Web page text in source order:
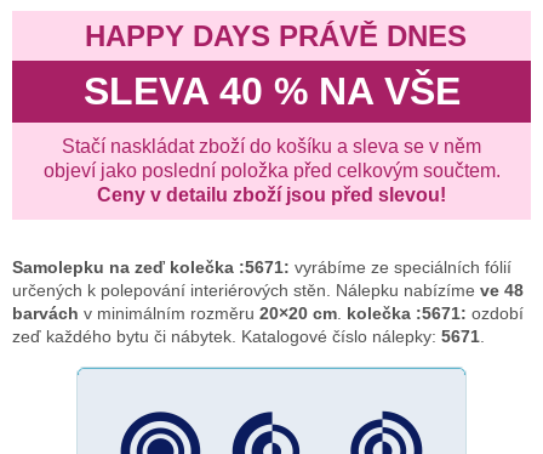
HAPPY DAYS PRÁVĚ DNES
SLEVA 40 % NA VŠE
Stačí naskládat zboží do košíku a sleva se v něm
objeví jako poslední položka před celkovým součtem.
Ceny v detailu zboží jsou před slevou!
Samolepku na zeď kolečka :5671: vyrábíme ze speciálních fólií
určených k polepování interiérových stěn. Nálepku nabízíme ve 48
barvách v minimálním rozměru 20×20 cm kolečka :5671: ozdobí
zeď každého bytu či nábytek. Katalogové číslo nálepky: 5671